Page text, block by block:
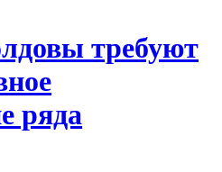
требуют
ряда